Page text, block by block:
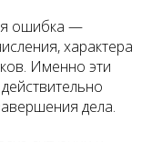
ошибка —
характера
Именно эти
дела.